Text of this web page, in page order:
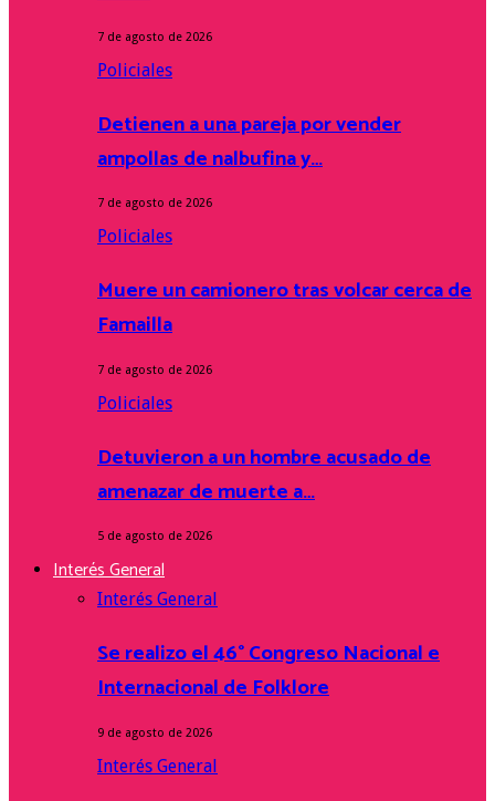
7 de agosto de 2026
Policiales
Detienen a una pareja por vender
ampollas de nalbufina y…
7 de agosto de 2026
Policiales
Muere un camionero tras volcar cerca de
Famailla
7 de agosto de 2026
Policiales
Detuvieron a un hombre acusado de
amenazar de muerte a…
5 de agosto de 2026
Interés General
Interés General
Se realizo el 46° Congreso Nacional e
Internacional de Folklore
9 de agosto de 2026
Interés General